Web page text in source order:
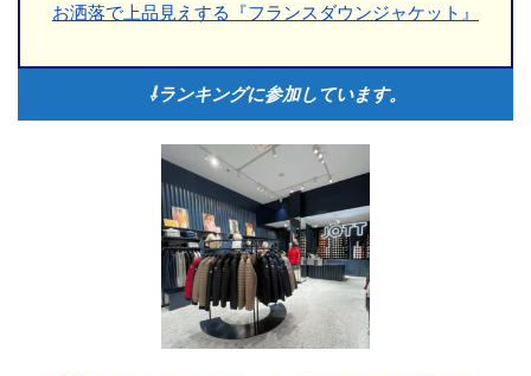
お洒落で上品見えする『フランスダウンジャケット』
⇩ランキングに参加しています。